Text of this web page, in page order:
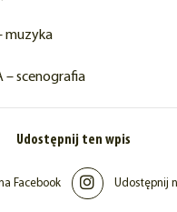
muzyka
– scenografia
Udostępnij ten wpis
Facebook Udostępnij